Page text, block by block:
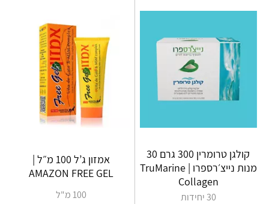
קולגן טרומרין 300 גרם 30
מנות נייצ׳רספרו | TruMarine
Collagen
30 יחידות
אמזון ג’ל 100 מ״ל |
AMAZON FREE GEL
100 מ"ל